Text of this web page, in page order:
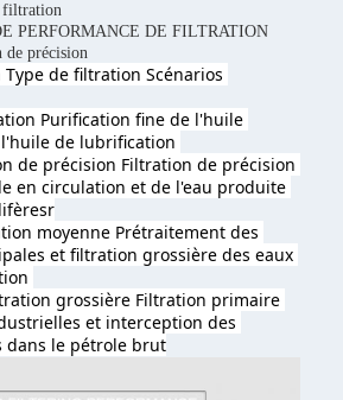
filtration
PERFORMANCE DE FILTRATION
de précision
Type de filtration Scénarios
Purification fine de l'huile
de lubrification
de précision Filtration de précision
en circulation et de l'eau produite
r
moyenne Prétraitement des
et filtration grossière des eaux
grossière Filtration primaire
et interception des
dans le pétrole brut